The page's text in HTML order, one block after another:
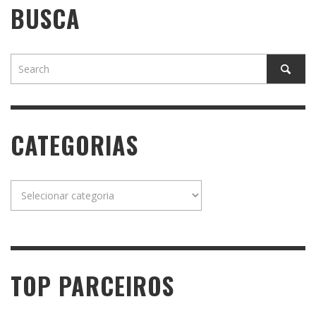
BUSCA
CATEGORIAS
TOP PARCEIROS